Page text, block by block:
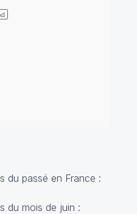
du passé en France :
du mois de juin :